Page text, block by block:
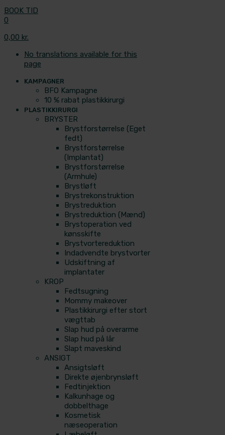
BOOK TID
0
0,00 kr.
No translations available for this
page
KAMPAGNER
BFO Kampagne
10 % rabat plastikkirurgi
PLASTIKKIRURGI
BRYSTER
Brystforstørrelse (Eget
fedt)
Brystforstørrelse
(Implantat)
Brystforstørrelse
(Armhule)
Brystløft
Brystrekonstruktion
Brystreduktion
Brystreduktion (Mænd)
Brystoperation ved
kønsskifte
Brystvortereduktion
Indadvendte brystvorter
Udskiftning af
implantater
KROP
Fedtsugning
Mommy makeover
Plastikkirurgi efter stort
vægttab
Slap hud på overarme
Slap hud på lår
Slapt maveskind
ANSIGT
Ansigtsløft
Direkte øjenbrynsløft
Fedtinjektion
Kalkunhage og
dobbelthage
Kosmetisk
næseoperation